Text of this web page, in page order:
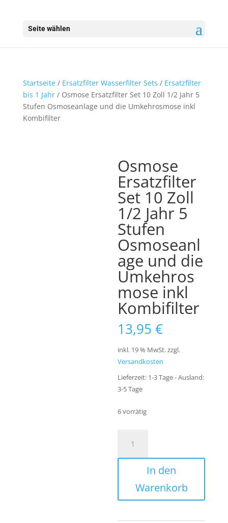
Seite wählen
Startseite/ Ersatzfilter Wasserfilter Sets / Ersatzfilter
bis 1 Jahr/ Osmose Ersatzfilter Set 10 Zoll 1/2 Jahr 5
Stufen Osmoseanlage und die Umkehrosmose inkl
Kombifilter
Osmose
Ersatzfilter
Set 10 Zoll
1/2 Jahr 5
Stufen
Osmoseanl
age und die
Umkehros
mose inkl
Kombifilter
13,95€
inkl. 19 % MwSt.zzgl.
Versandkosten
Lieferzeit: 1-3 Tage - Ausland:
3-5 Tage
6 vorrätig
Ersatzfilter
Set
In den
Warenkorb